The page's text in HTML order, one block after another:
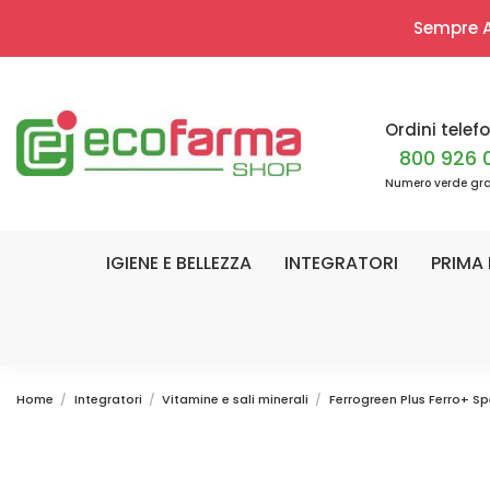
Sempre
Ordini
800 926
Numero verde
IGIENE E BELLEZZA INTEGRATORI PRIMA
Home Integratori Vitamine e sali minerali Ferrogreen Plus Ferro+